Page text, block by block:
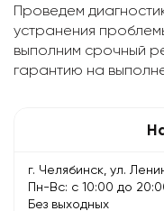
Проведем
устранения
выполним срочный
гарантию на
г. Челябинск, ул.
Пн-Вс: с 10:00 до
Без выходных